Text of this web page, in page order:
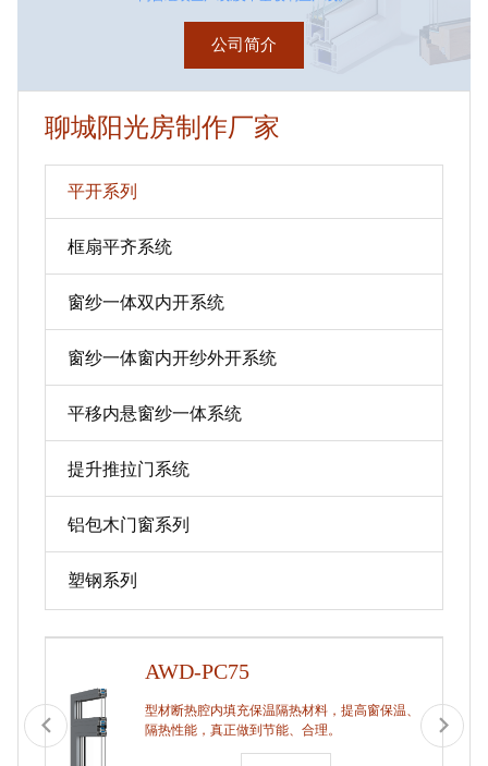
公司简介
聊城阳光房制作厂家
平开系列
框扇平齐系统
窗纱一体双内开系统
窗纱一体窗内开纱外开系统
平移内悬窗纱一体系统
提升推拉门系统
铝包木门窗系列
塑钢系列
AWD-PC75
型材断热腔内填充保温隔热材料，提高窗保温、
隔热性能，真正做到节能、合理。